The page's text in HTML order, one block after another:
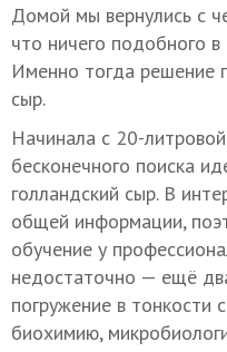
Домой мы вернулись с
что ничего подобного
Именно тогда решение
сыр.
Начинала с 20-
бесконечного поиска
голландский сыр. В
общей информации,
обучение у
недостаточно — ещё
погружение в тонкости
биохимию,